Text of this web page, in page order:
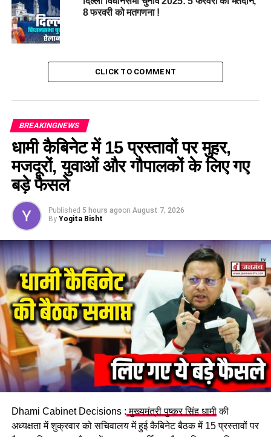
8 फरवरी को मतगणना !
CLICK TO COMMENT
BREAKINGNEWS
धामी कैबिनेट में 15 प्रस्तावों पर मुहर,
मजदूरों, युवाओं और गौपालकों के लिए गए
बड़े फैसले
Published 5 hours agoon August 7, 2026
By Yogita Bisht
Dhami Cabinet Decisions : मुख्यमंत्री पुष्कर सिंह धामीकी
अध्यक्षता में शुक्रवार को सचिवालय में हुई कैबिनेट बैठक में 15 प्रस्तावों पर